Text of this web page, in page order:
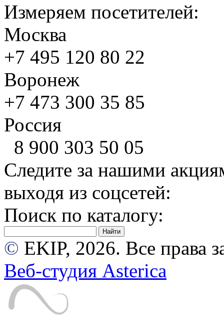
Измеряем посетителей:
Москва
+7 495 120 80 22
Воронеж
+7 473 300 35 85
Россия
8 900 303 50 05
Следите за нашими
выходя из соцсетей:
Поиск по каталогу:
© EKIP, 2026. Все права
Веб-студия Asterica